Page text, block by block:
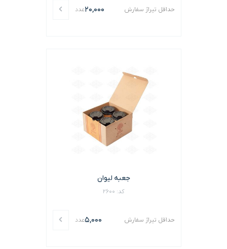
حداقل تیراژ سفارش 20,000عدد
جعبه لیوان
کد: 2600
حداقل تیراژ سفارش 5,000عدد